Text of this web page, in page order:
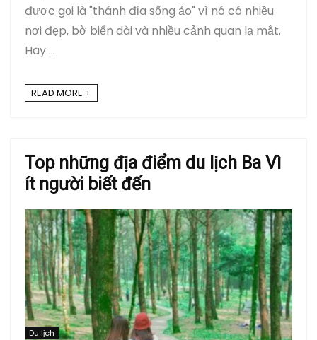
được gọi là "thánh địa sống ảo" vì nó có nhiều
nơi đẹp, bờ biển dài và nhiều cảnh quan lạ mắt.
Hãy ...
READ MORE +
Top những địa điểm du lịch Ba Vì
ít người biết đến
Du lịch